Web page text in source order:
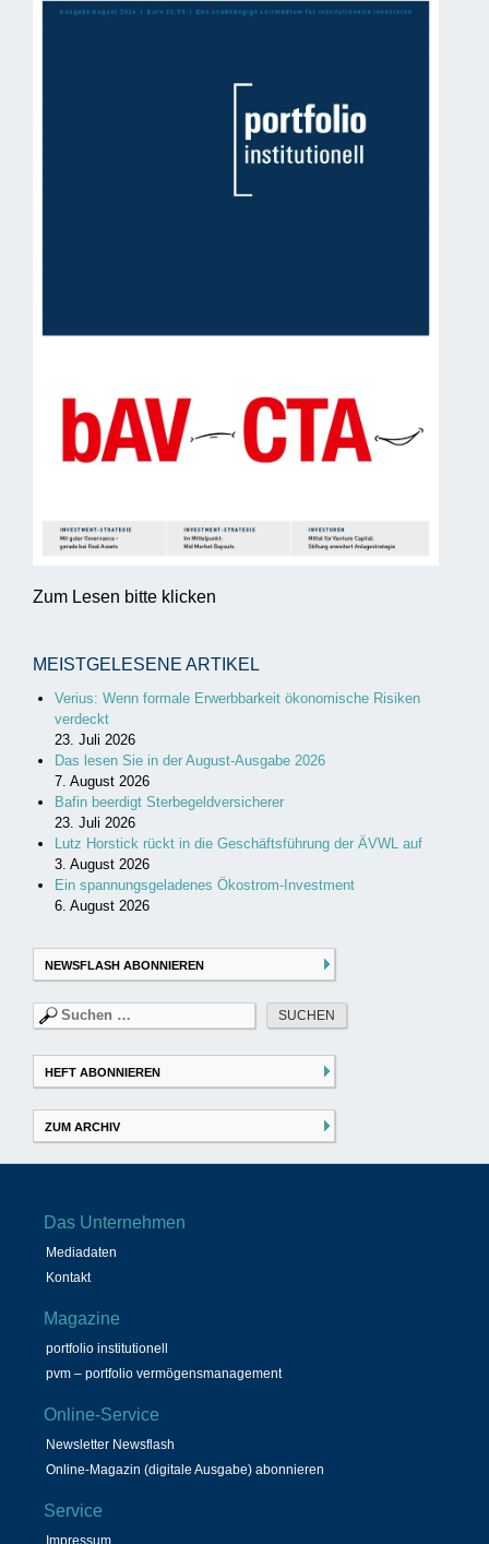
Zum Lesen bitte klicken
MEISTGELESENE ARTIKEL
Verius: Wenn formale Erwerbbarkeit ökonomische Risiken
verdeckt
23. Juli 2026
Das lesen Sie in der August-Ausgabe 2026
7. August 2026
Bafin beerdigt Sterbegeldversicherer
23. Juli 2026
Lutz Horstick rückt in die Geschäftsführung der ÄVWL auf
3. August 2026
Ein spannungsgeladenes Ökostrom-Investment
6. August 2026
NEWSFLASH ABONNIEREN
Suchen
nach:
HEFT ABONNIEREN
ZUM ARCHIV
Das Unternehmen
Mediadaten
Kontakt
Magazine
portfolio institutionell
pvm – portfolio vermögensmanagement
Online-Service
Newsletter Newsflash
Online-Magazin (digitale Ausgabe) abonnieren
Service
Impressum